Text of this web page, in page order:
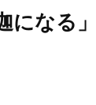
になる